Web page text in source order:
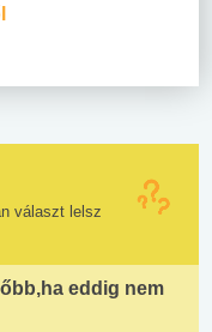
választ lelsz
eddig nem